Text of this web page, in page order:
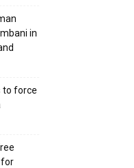
in
to force
for